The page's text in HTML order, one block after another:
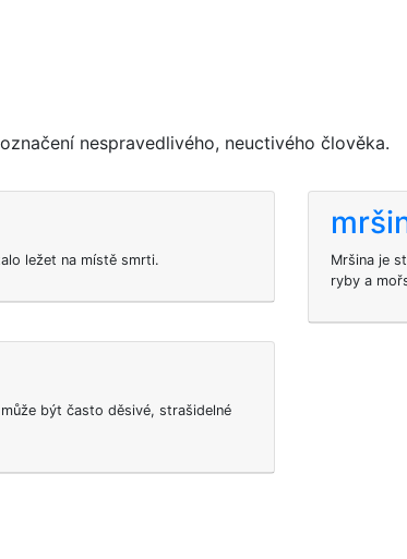
nespravedlivého, neuctivého člověka.
ležet na místě smrti.
Mršina je
ryby a
být často děsivé, strašidelné